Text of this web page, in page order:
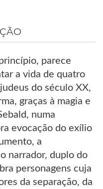
parece
a vida de quatro
do século XX,
graças à magia e
numa
evocação do exílio
a
narrador, duplo do
personagens cuja
da separação, da